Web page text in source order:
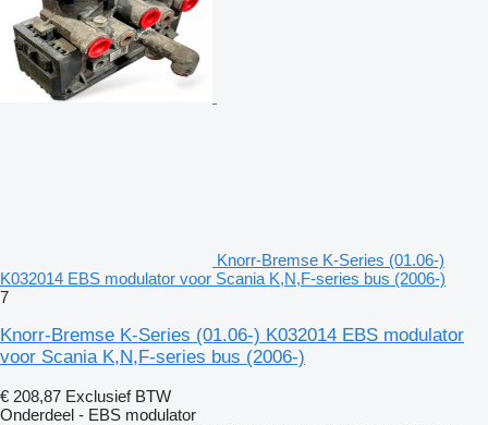
Knorr-Bremse K-Series (01.06-)
K032014 EBS modulator voor Scania K,N,F-series bus (2006-)
7
Knorr-Bremse K-Series (01.06-) K032014 EBS modulator
voor Scania K,N,F-series bus (2006-)
€ 208,87 Exclusief BTW
Onderdeel - EBS modulator